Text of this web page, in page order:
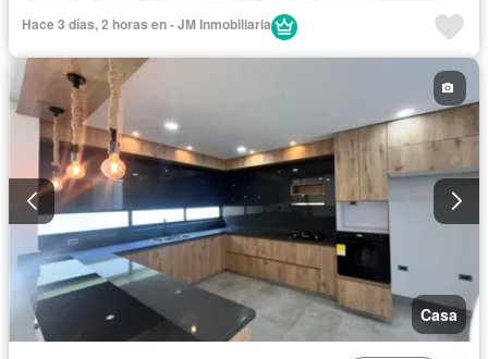
Vista panorámica
Hace 3 días, 2 horas en - JM Inmobiliaria
Casa